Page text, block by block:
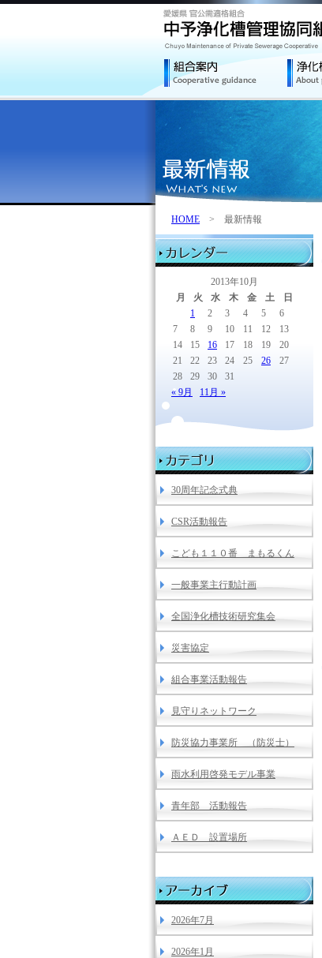
HOME > 最新情報
2013年10月
月
火 水 木 金 土
日
1
2 3 4 5
6
7
8 9 10 11 12
13
14
15 16 17 18 19
20
21
22 23 24 25 26
27
28
29 30
31
« 9月
11月 »
30周年記念式典
CSR活動報告
こども１１０番 まもるくん
一般事業主行動計画
全国浄化槽技術研究集会
災害協定
組合事業活動報告
見守りネットワーク
防災協力事業所 （防災士）
雨水利用啓発モデル事業
青年部 活動報告
ＡＥＤ 設置場所
2026年7月
2026年1月